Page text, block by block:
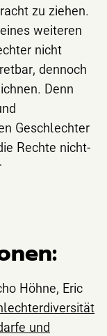
zu ziehen.
weiteren
nicht
dennoch
Denn
Geschlechter
Rechte nicht-
Höhne, Eric
und